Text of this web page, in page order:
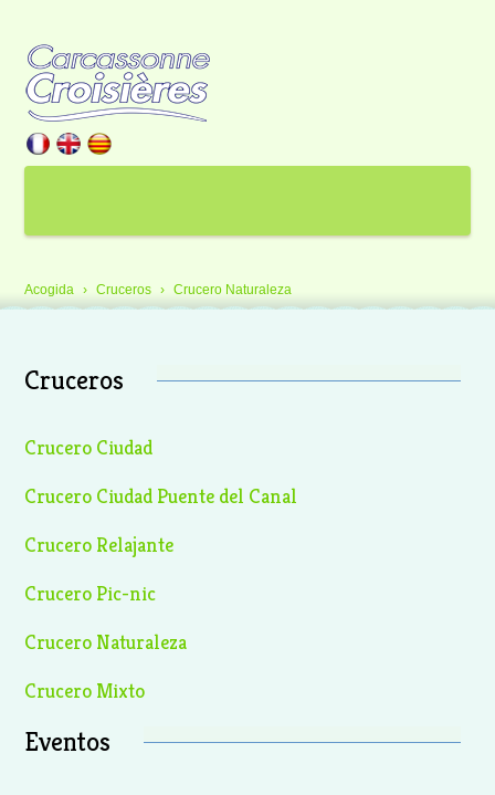
Acogida Cruceros Crucero Naturaleza
Cruceros
Crucero Ciudad
Crucero Ciudad Puente del Canal
Crucero Relajante
Crucero Pic-nic
Crucero Naturaleza
Crucero Mixto
Eventos